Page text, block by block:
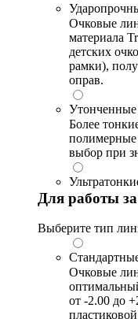
Очковые
материала
детских
рамки),
оправ.
Утонченные
Более
выбор при
Для работы
Выберите тип
Очковые
от -2.00 до